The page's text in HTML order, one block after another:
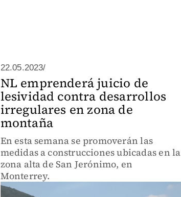
22.05.2023/
NL emprenderá juicio de
lesividad contra desarrollos
irregulares en zona de
montaña
En esta semana se promoverán las
medidas a construcciones ubicadas en la
zona alta de San Jerónimo, en
Monterrey.